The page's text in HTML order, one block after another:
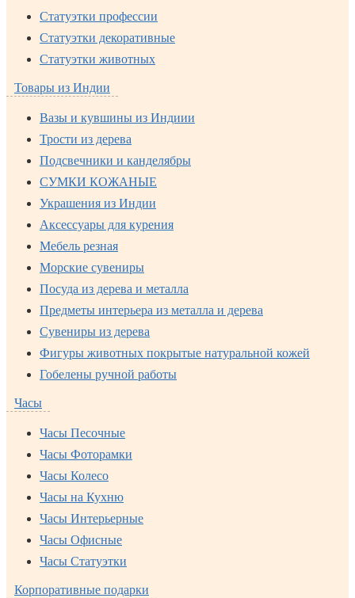
Статуэтки профессии
Статуэтки декоративные
Статуэтки животных
Товары из Индии
Вазы и кувшины из Индиии
Трости из дерева
Подсвечники и канделябры
СУМКИ КОЖАНЫЕ
Украшения из Индии
Аксессуары для курения
Мебель резная
Морские сувениры
Посуда из дерева и металла
Предметы интерьера из металла и дерева
Сувениры из дерева
Фигуры животных покрытые натуральной кожей
Гобелены ручной работы
Часы
Часы Песочные
Часы Фоторамки
Часы Колесо
Часы на Кухню
Часы Интерьерные
Часы Офисные
Часы Статуэтки
Корпоративные подарки